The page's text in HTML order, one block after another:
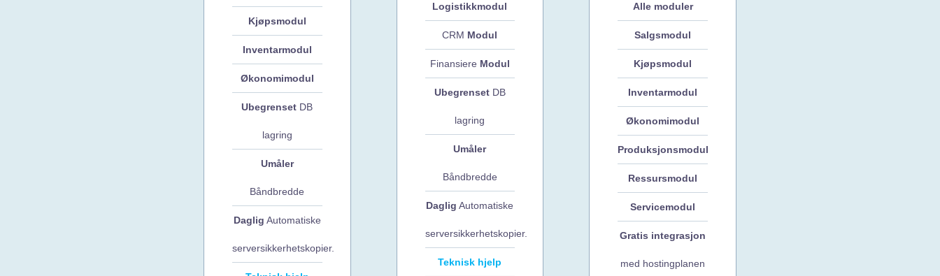
Kjøpsmodul
Inventarmodul
Økonomimodul
Ubegrenset DB
lagring
Umåler
Båndbredde
Daglig Automatiske
serversikkerhetskopier.
Logistikkmodul
CRM Modul
Finansiere Modul
UbegrensetDB
lagring
Umåler
Båndbredde
Daglig Automatiske
serversikkerhetskopier.
Teknisk hjelp
Alle moduler
Salgsmodul
Kjøpsmodul
Inventarmodul
Økonomimodul
Produksjonsmodul
Ressursmodul
Servicemodul
Gratis integrasjon
med hostingplanen